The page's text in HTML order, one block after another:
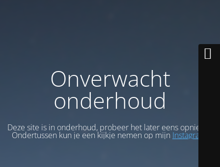
Onverwacht
onderhoud
Deze site is in onderhoud, probeer het later eens opnieuw.
Ondertussen kun je een kijkje nemen op mijn Instagram